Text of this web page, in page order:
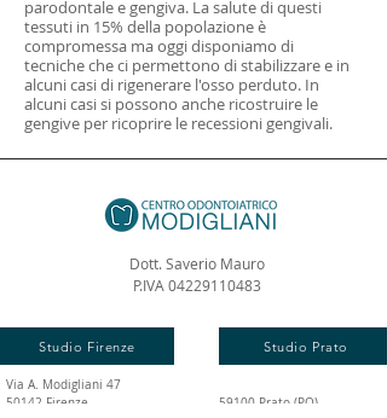
parodontale e gengiva. La salute di questi
tessuti in 15% della popolazione è
compromessa ma oggi disponiamo di
tecniche che ci permettono di stabilizzare e in
alcuni casi di rigenerare l'osso perduto. In
alcuni casi si possono anche ricostruire le
gengive per ricoprire le recessioni gengivali.
Dott. Saverio Mauro
P.IVA 04229110483
Studio Firenze
Via A. Modigliani 47
50142 Firenze
Studio Prato
59100 Prato (PO)